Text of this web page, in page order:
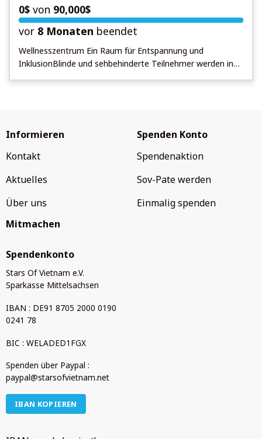
0$von 90,000$
vor 8 Monaten beendet
Wellnesszentrum Ein Raum für Entspannung und
InklusionBlinde und sehbehinderte Teilnehmer werden in
vietnamesische Kräuterbehandlungen: – Einsatz von
altbewährten Heilpflanzen in Kombination mit modernen
fördern. 2.
Informieren
Kontakt
Aktuelles
Über uns
Mitmachen
Spenden Konto
Spendenaktion
Sov-Pate werden
Einmalig spenden
Spendenkonto
Stars Of Vietnam e.V.
Sparkasse Mittelsachsen
IBAN : DE91 8705 2000 0190
0241 78
BIC : WELADED1FGX
Spenden über Paypal :
paypal@starsofvietnam.net
IBAN KOPIEREN